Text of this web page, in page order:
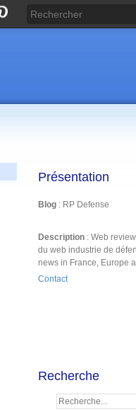
Présentation
Blog : RP Defense
Description : Web
du web industrie de
news in France, Europe
Contact
Recherche